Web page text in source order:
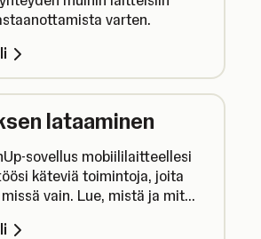
varten.
lataaminen
sovellus mobiililaitteellesi
käteviä toimintoja, joita
vain. Lue, mistä ja miten